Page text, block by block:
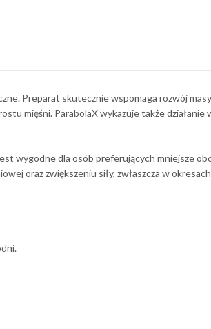
Preparat skutecznie wspomaga rozwój
mięśni. ParabolaX wykazuje także działanie
wygodne dla osób preferujących mniejsze
oraz zwiększeniu siły, zwłaszcza w okresach